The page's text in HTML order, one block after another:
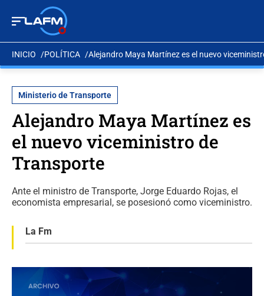
INICIO POLÍTICA Alejandro Maya Martínez es el nuevo
Ministerio de Transporte
Alejandro Maya Martínez es
el nuevo viceministro de
Transporte
Ante el ministro de Transporte, Jorge Eduardo Rojas, el
economista empresarial, se posesionó como viceministro.
La Fm